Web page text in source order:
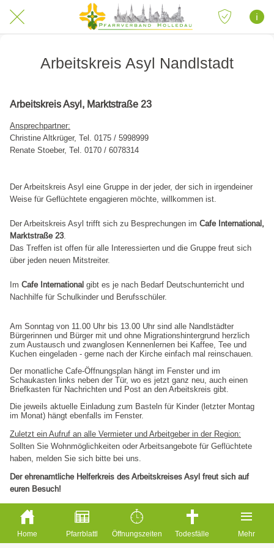
Arbeitskreis Asyl Nandlstadt
Arbeitskreis Asyl, Marktstraße 23
Ansprechpartner:
Christine Altkrüger, Tel. 0175 / 5998999
Renate Stoeber, Tel. 0170 / 6078314
Der Arbeitskreis Asyl eine Gruppe in der jeder, der sich in irgendeiner
Weise für Geflüchtete engagieren möchte, willkommen ist.
Der Arbeitskreis Asyl trifft sich zu Besprechungen im Cafe International,
Marktstraße 23.
Das Treffen ist offen für alle Interessierten und die Gruppe freut sich
über jeden neuen Mitstreiter.
Im Cafe International gibt es je nach Bedarf Deutschunterricht und
Nachhilfe für Schulkinder und Berufsschüler.
Am Sonntag von 11.00 Uhr bis 13.00 Uhr sind alle Nandlstädter
Bürgerinnen und Bürger mit und ohne Migrationshintergrund herzlich
zum Austausch und zwanglosen Kennenlernen bei Kaffee, Tee und
Kuchen eingeladen - gerne nach der Kirche einfach mal reinschauen.
Der monatliche Cafe-Öffnungsplan hängt im Fenster und im
Schaukasten links neben der Tür, wo es jetzt ganz neu, auch einen
Briefkasten für Nachrichten und Post an den Arbeitskreis gibt.
Die jeweils aktuelle Einladung zum Basteln für Kinder (letzter Montag
im Monat) hängt ebenfalls im Fenster.
Zuletzt ein Aufruf an alle Vermieter und Arbeitgeber in der Region:
Sollten Sie Wohnmöglichkeiten oder Arbeitsangebote für Geflüchtete
haben, melden Sie sich bitte bei uns.
Der ehrenamtliche Helferkreis des Arbeitskreises Asyl freut sich auf
euren Besuch!
Home Pfarrblattl Öffnungszeiten Todesfälle Mehr